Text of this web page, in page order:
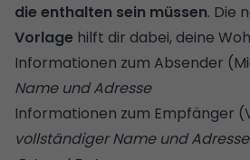
die enthalten sein müssen. Die
Vorlage hilft dir dabei, deine
Informationen zum Absender
Name und Adresse
Informationen zum Empfänger
vollständiger Name und Adresse